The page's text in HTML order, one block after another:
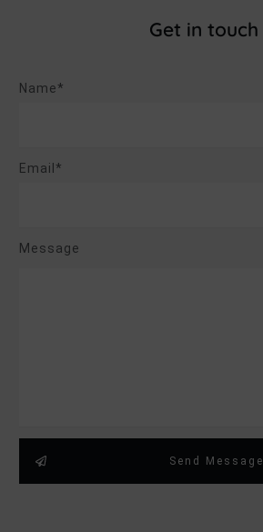
Get in touch
Name*
Email*
Message
Send Message